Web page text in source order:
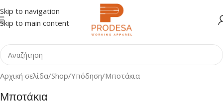
Skip to navigation
Skip to main content
Αρχική σελίδα Shop Υπόδηση Μποτάκια
Μποτάκια